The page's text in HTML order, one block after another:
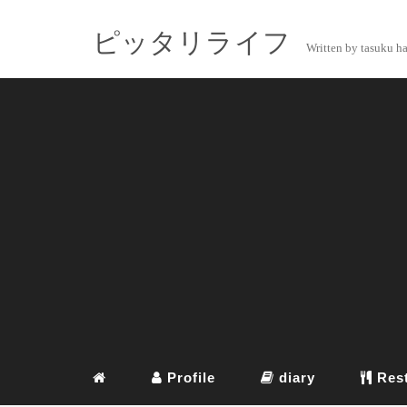
ピッタリライフ Written by tasuku
Profile diary